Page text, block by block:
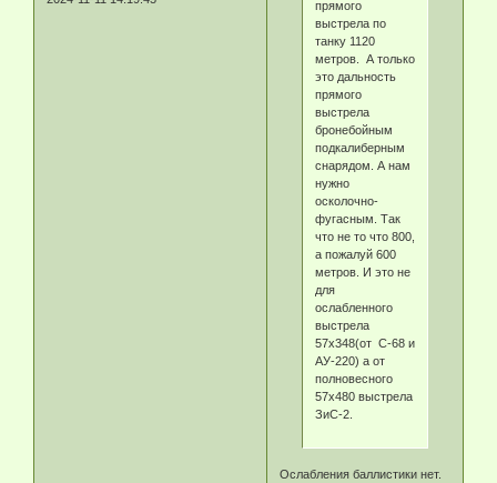
прямого
выстрела по
танку 1120
метров. А только
это дальность
прямого
выстрела
бронебойным
подкалиберным
снарядом. А нам
нужно
осколочно-
фугасным. Так
что не то что 800,
а пожалуй 600
метров. И это не
для
ослабленного
выстрела
57х348(от С-68 и
АУ-220) а от
полновесного
57х480 выстрела
ЗиС-2.
Ослабления баллистики нет.